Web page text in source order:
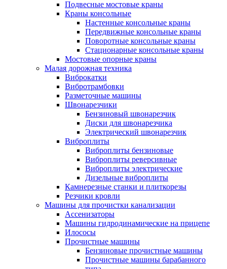
Подвесные мостовые краны
Краны консольные
Настенные консольные краны
Передвижные консольные краны
Поворотные консольные краны
Стационарные консольные краны
Мостовые опорные краны
Малая дорожная техника
Виброкатки
Вибротрамбовки
Разметочные машины
Швонарезчики
Бензиновый швонарезчик
Диски для швонарезчика
Электрический швонарезчик
Виброплиты
Виброплиты бензиновые
Виброплиты реверсивные
Виброплиты электрические
Дизельные виброплиты
Камнерезные станки и плиткорезы
Резчики кровли
Машины для прочистки канализации
Ассенизаторы
Машины гидродинамические на прицепе
Илососы
Прочистные машины
Бензиновые прочистные машины
Прочистные машины барабанного